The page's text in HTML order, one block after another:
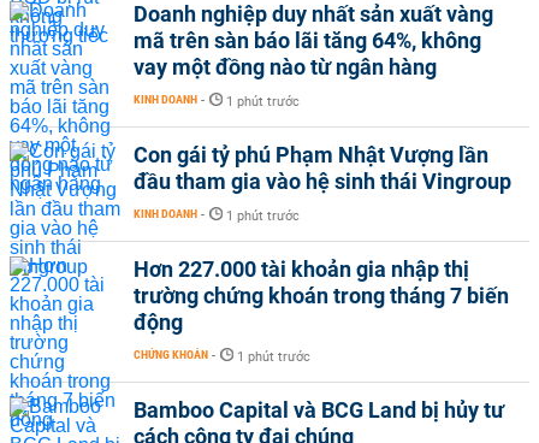
Doanh nghiệp duy nhất sản xuất vàng
mã trên sàn báo lãi tăng 64%, không
vay một đồng nào từ ngân hàng
KINH DOANH - 1 phút trước
Con gái tỷ phú Phạm Nhật Vượng lần
đầu tham gia vào hệ sinh thái Vingroup
KINH DOANH - 1 phút trước
Hơn 227.000 tài khoản gia nhập thị
trường chứng khoán trong tháng 7 biến
động
CHỨNG KHOÁN - 1 phút trước
Bamboo Capital và BCG Land bị hủy tư
cách công ty đại chúng